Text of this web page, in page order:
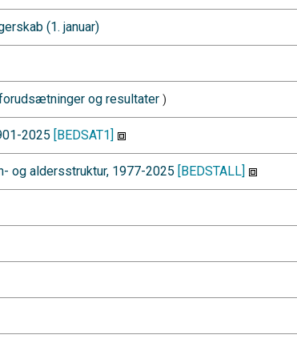
(1. januar)
og resultater )
2025 [BEDSAT1]
og aldersstruktur, 1977-2025 [BEDSTALL]